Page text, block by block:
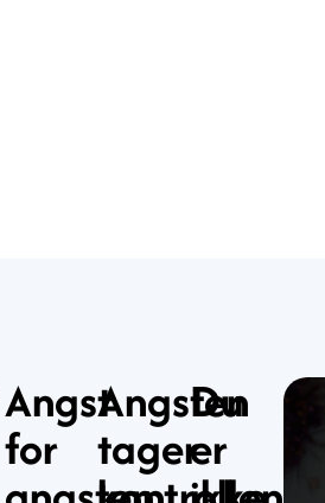
Angst
for
Angsten
tager
Du
er